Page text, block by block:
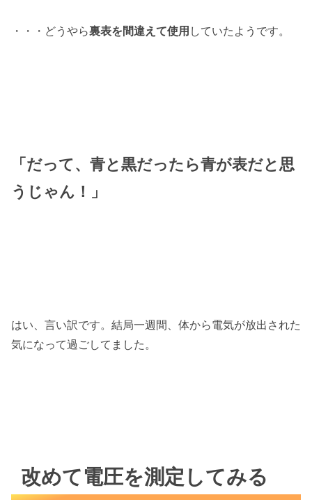
・・・どうやら裏表を間違えて使用 していたようです。
「だって、青と黒だったら青が表だと思
うじゃん！」
はい、言い訳です。結局一週間、体から電気が放出された
気になって過ごしてました。
改めて電圧を測定してみる